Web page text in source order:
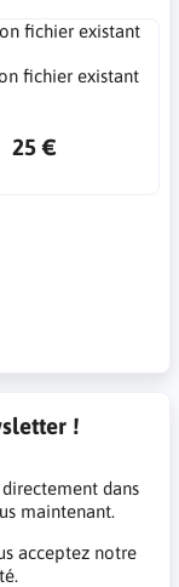
fichier existant
25 €
!
dans
maintenant.
acceptez notre
.